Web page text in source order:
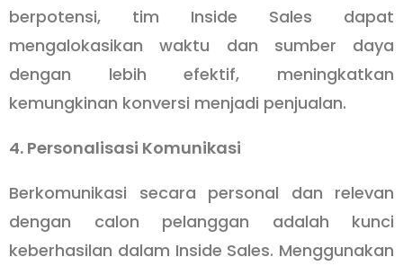
berpotensi, tim Inside Sales dapat
mengalokasikan waktu dan sumber daya
dengan lebih efektif, meningkatkan
kemungkinan konversi menjadi penjualan.
4. Personalisasi Komunikasi
Berkomunikasi secara personal dan relevan
dengan calon pelanggan adalah kunci
keberhasilan dalam Inside Sales. Menggunakan